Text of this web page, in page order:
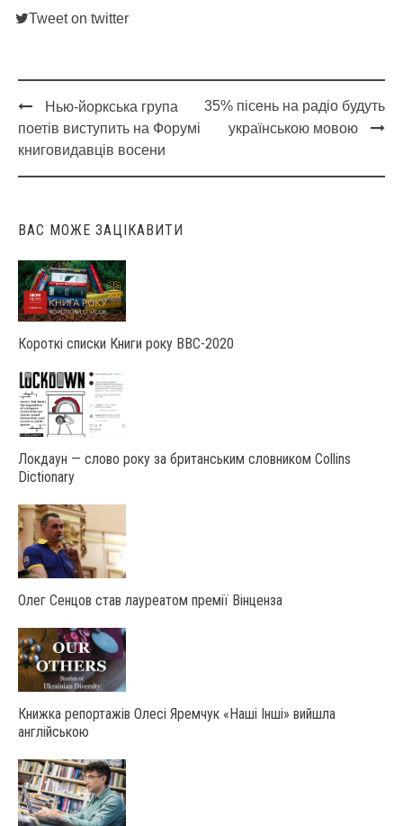
Tweet on twitter
Post
navigation
Нью-йоркська група
поетів виступить на Форумі
книговидавців восени
35% пісень на радіо будуть
українською мовою
ВАС МОЖЕ ЗАЦІКАВИТИ
Короткі списки Книги року ВВС-2020
Локдаун — слово року за британським словником Collins
Dictionary
Олег Сенцов став лауреатом премії Вінценза
Книжка репортажів Олесі Яремчук «Наші Інші» вийшла
англійською